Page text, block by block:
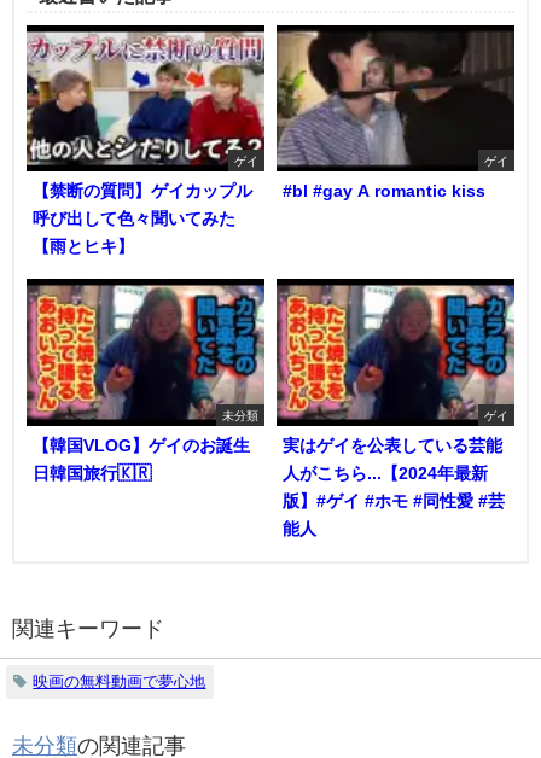
ゲイ
【禁断の質問】ゲイカップル
呼び出して色々聞いてみた
【雨とヒキ】
ゲイ
#bl #gay A romantic kiss
未分類
【韓国VLOG】ゲイのお誕生
日韓国旅行🇰🇷
ゲイ
実はゲイを公表している芸能
人がこちら...【2024年最新
版】#ゲイ #ホモ #同性愛 #芸
能人
関連キーワード
映画の無料動画で夢心地
未分類の関連記事